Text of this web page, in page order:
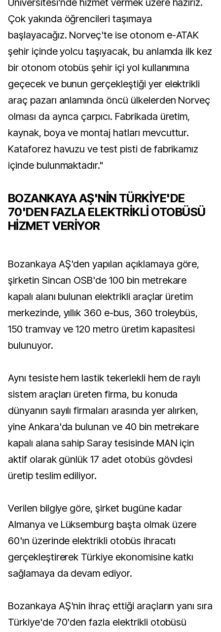
Üniversitesi’nde hizmet vermek üzere hazırız.
Çok yakında öğrencileri taşımaya
başlayacağız. Norveç'te ise otonom e-ATAK
şehir içinde yolcu taşıyacak, bu anlamda ilk kez
bir otonom otobüs şehir içi yol kullanımına
geçecek ve bunun gerçekleştiği yer elektrikli
araç pazarı anlamında öncü ülkelerden Norveç
olması da ayrıca çarpıcı. Fabrikada üretim,
kaynak, boya ve montaj hatları mevcuttur.
Kataforez havuzu ve test pisti de fabrikamız
içinde bulunmaktadır."
BOZANKAYA AŞ'NİN TÜRKİYE'DE
70'DEN FAZLA ELEKTRİKLİ OTOBÜSÜ
HİZMET VERİYOR
Bozankaya AŞ'den yapılan açıklamaya göre,
şirketin Sincan OSB'de 100 bin metrekare
kapalı alanı bulunan elektrikli araçlar üretim
merkezinde, yıllık 360 e-bus, 360 troleybüs,
150 tramvay ve 120 metro üretim kapasitesi
bulunuyor.
Aynı tesiste hem lastik tekerlekli hem de raylı
sistem araçları üreten firma, bu konuda
dünyanın sayılı firmaları arasında yer alırken,
yine Ankara'da bulunan ve 40 bin metrekare
kapalı alana sahip Saray tesisinde MAN için
aktif olarak günlük 17 adet otobüs gövdesi
üretip teslim ediliyor.
Verilen bilgiye göre, şirket bugüne kadar
Almanya ve Lüksemburg başta olmak üzere
60'ın üzerinde elektrikli otobüs ihracatı
gerçekleştirerek Türkiye ekonomisine katkı
sağlamaya da devam ediyor.
Bozankaya AŞ'nin ihraç ettiği araçların yanı sıra
Türkiye'de 70'den fazla elektrikli otobüsü